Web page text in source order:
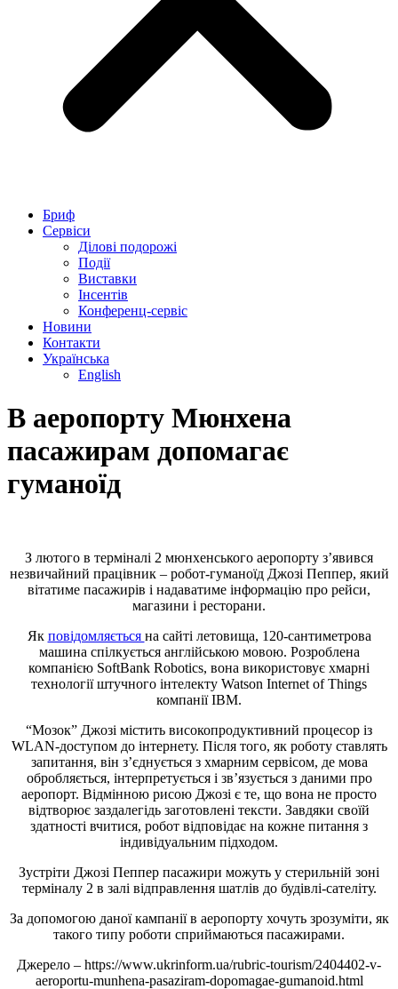
Бриф
Сервіси
Ділові подорожі
Події
Виставки
Інсентів
Конференц-сервіс
Новини
Контакти
Українська
English
В аеропорту Мюнхена
пасажирам допомагає
гуманоїд
З лютого в терміналі 2 мюнхенського аеропорту з’явився
незвичайний працівник – робот-гуманоїд Джозі Пеппер, який
вітатиме пасажирів і надаватиме інформацію про рейси,
магазини і ресторани.
Як повідомляється на сайті летовища, 120-сантиметрова
машина спілкується англійською мовою. Розроблена
компанією SoftBank Robotics, вона використовує хмарні
технології штучного інтелекту Watson Internet of Things
компанії IBM.
“Мозок” Джозі містить високопродуктивний процесор із
WLAN-доступом до інтернету. Після того, як роботу ставлять
запитання, він з’єднується з хмарним сервісом, де мова
обробляється, інтерпретується і зв’язується з даними про
аеропорт. Відмінною рисою Джозі є те, що вона не просто
відтворює заздалегідь заготовлені тексти. Завдяки своїй
здатності вчитися, робот відповідає на кожне питання з
індивідуальним підходом.
Зустріти Джозі Пеппер пасажири можуть у стерильній зоні
терміналу 2 в залі відправлення шатлів до будівлі-сателіту.
За допомогою даної кампанії в аеропорту хочуть зрозуміти, як
такого типу роботи сприймаються пасажирами.
Джерело – https://www.ukrinform.ua/rubric-tourism/2404402-v-
aeroportu-munhena-pasaziram-dopomagae-gumanoid.html